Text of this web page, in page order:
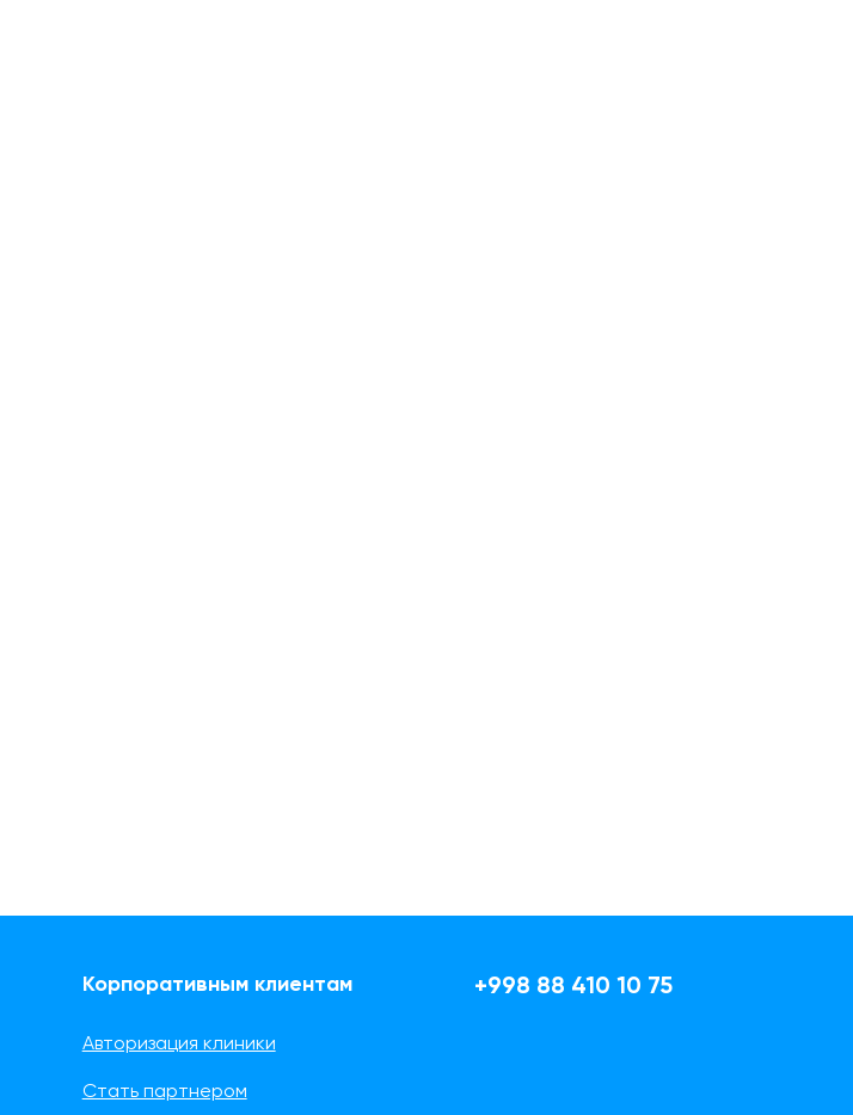
Корпоративным клиентам
Авторизация клиники
Стать партнером
+998 88 410 10 75